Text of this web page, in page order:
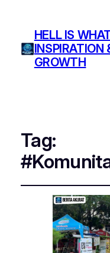
HELL IS
INSPIRATION
GROWTH
Tag: